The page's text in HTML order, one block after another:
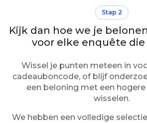
Stap 2
Kijk dan hoe we je
voor elke enquête
Wissel je punten meteen in
cadeauboncode, of blijf
een beloning met een
wisselen.
We hebben een volledige